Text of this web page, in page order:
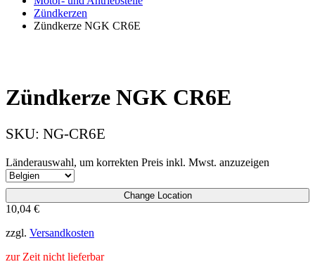
Zündkerzen
Zündkerze NGK CR6E
Zündkerze NGK CR6E
SKU: NG-CR6E
Länderauswahl, um korrekten Preis inkl. Mwst. anzuzeigen
Change Location
10,04 €
zzgl. Versandkosten
zur Zeit nicht lieferbar